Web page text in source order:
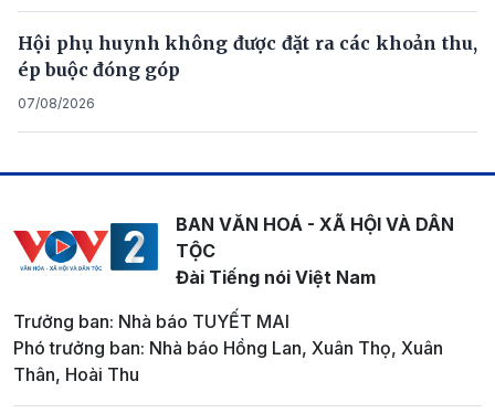
Hội phụ huynh không được đặt ra các khoản thu,
ép buộc đóng góp
07/08/2026
BAN VĂN HOÁ - XÃ HỘI VÀ DÂN
TỘC
Đài Tiếng nói Việt Nam
Trưởng ban: Nhà báo TUYẾT MAI
Phó trưởng ban: Nhà báo Hồng Lan, Xuân Thọ, Xuân
Thân, Hoài Thu